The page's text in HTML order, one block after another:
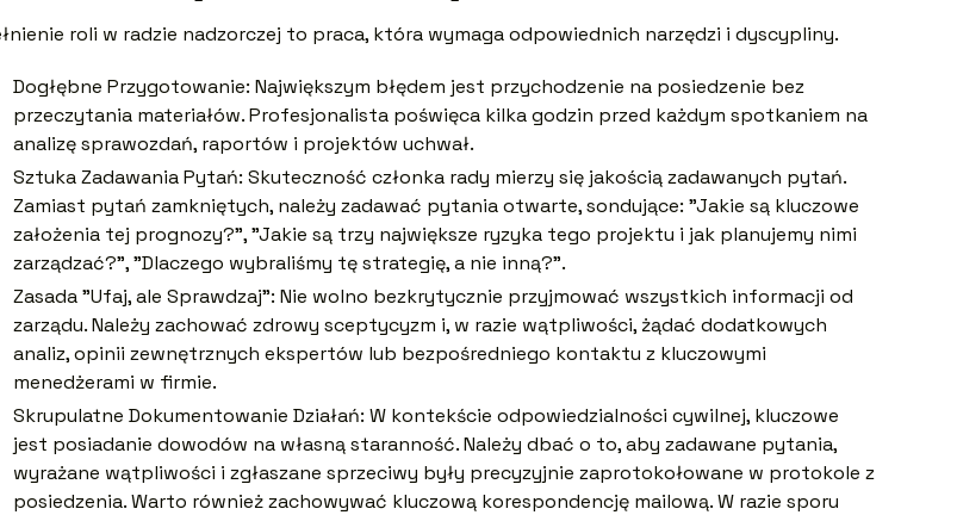
roli w radzie nadzorczej to praca, która wymaga odpowiednich narzędzi i dyscypliny.
Dogłębne Przygotowanie: Największym błędem jest przychodzenie na posiedzenie bez
przeczytania materiałów. Profesjonalista poświęca kilka godzin przed każdym spotkaniem na
analizę sprawozdań, raportów i projektów uchwał.
Sztuka Zadawania Pytań: Skuteczność członka rady mierzy się jakością zadawanych pytań.
Zamiast pytań zamkniętych, należy zadawać pytania otwarte, sondujące: "Jakie są kluczowe
założenia tej prognozy?", "Jakie są trzy największe ryzyka tego projektu i jak planujemy nimi
zarządzać?", "Dlaczego wybraliśmy tę strategię, a nie inną?".
Zasada "Ufaj, ale Sprawdzaj": Nie wolno bezkrytycznie przyjmować wszystkich informacji od
zarządu. Należy zachować zdrowy sceptycyzm i, w razie wątpliwości, żądać dodatkowych
analiz, opinii zewnętrznych ekspertów lub bezpośredniego kontaktu z kluczowymi
menedżerami w firmie.
Skrupulatne Dokumentowanie Działań: W kontekście odpowiedzialności cywilnej, kluczowe
jest posiadanie dowodów na własną staranność. Należy dbać o to, aby zadawane pytania,
wyrażane wątpliwości i zgłaszane sprzeciwy były precyzyjnie zaprotokołowane w protokole z
posiedzenia. Warto również zachowywać kluczową korespondencję mailową. W razie sporu